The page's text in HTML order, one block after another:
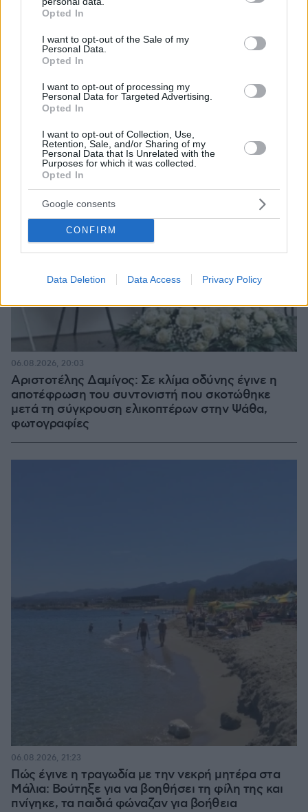
grant or deny consent to Google and its third-party tags to
use your data for below specified purposes in below Google
consent section.
Opted In
I want to opt-out of the Sale of my
Personal Data.
Opted In
I want to opt-out of processing my
Personal Data for Targeted Advertising.
Opted In
I want to opt-out of Collection, Use,
Retention, Sale, and/or Sharing of my
Personal Data that Is Unrelated with the
Purposes for which it was collected.
Opted In
Google consents
CONFIRM
Data Deletion Data Access Privacy Policy
για την επίθεση στη Marfin, δείτε βίντεο και
Αριστοτέλης Δαμίγος: Σε κλίμα οδύνης έγινε η
αποτέφρωση του συντονιστή που σκοτώθηκε
μετά τη σύγκρουση ελικοπτέρων στην Ψάθα,
φωτογραφίες
06.08.2026, 20:03
Πώς έγινε η τραγωδία με την νεκρή μητέρα στα
Μάλια: Βούτηξε για να βοηθήσει τη φίλη της και
πνίγηκε, τα παιδιά φώναζαν για βοήθεια
06.08.2026, 21:23